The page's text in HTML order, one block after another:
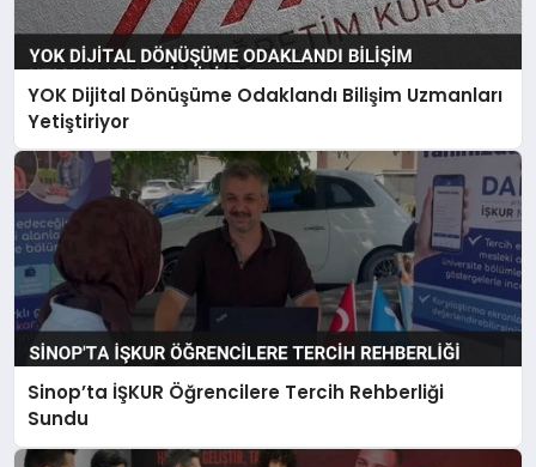
YOK Dijital Dönüşüme Odaklandı Bilişim Uzmanları
Yetiştiriyor
Sinop’ta İŞKUR Öğrencilere Tercih Rehberliği
Sundu